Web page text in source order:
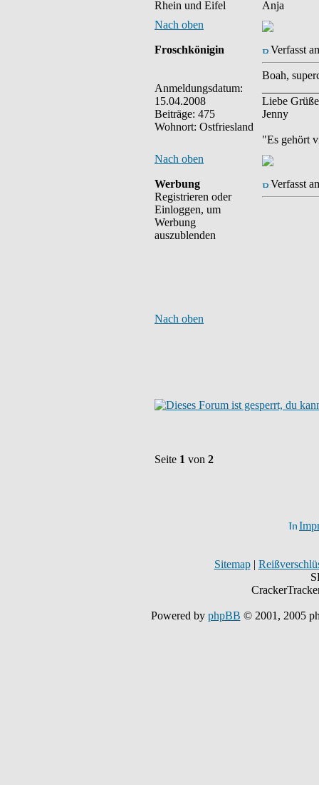
Rhein und Eifel
Anja
Nach oben
Froschkönigin
Anmeldungsdatum:
15.04.2008
Beiträge: 475
Wohnort: Ostfriesland
Verfasst
Boah,
Liebe Grüße
Jenny
"Es gehört
Nach oben
Werbung
Registrieren oder
Einloggen, um
Werbung
auszublenden
Verfasst
Nach oben
Seite 1 von 2
Sitemap|
Powered by phpBB © 2001, 2005